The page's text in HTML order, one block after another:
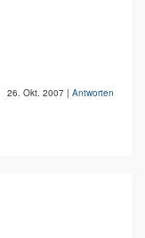
26. Okt. 2007 | Antworten